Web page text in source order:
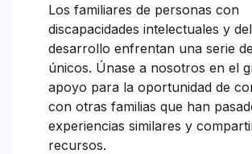
Los familiares de personas con
discapacidades intelectuales y del
desarrollo enfrentan una serie
únicos. Únase a nosotros en el
apoyo para la oportunidad de
con otras familias que han
experiencias similares y
recursos.